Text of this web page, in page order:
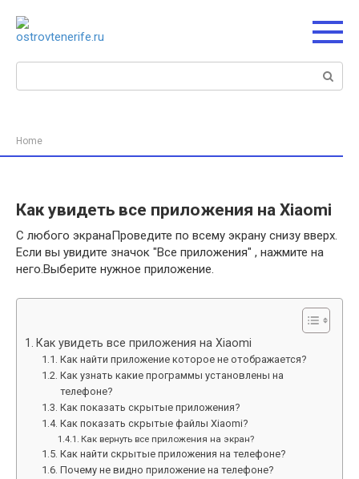
контенту
Поиск:
Home
Как увидеть все приложения на Xiaomi
С любого экранаПроведите по всему экрану снизу вверх.
Если вы увидите значок "Все приложения" , нажмите на
него.Выберите нужное приложение.
Как увидеть все приложения на Xiaomi
Как найти приложение которое не отображается?
Как узнать какие программы установлены на
телефоне?
Как показать скрытые приложения?
Как показать скрытые файлы Xiaomi?
Как вернуть все приложения на экран?
Как найти скрытые приложения на телефоне?
Почему не видно приложение на телефоне?